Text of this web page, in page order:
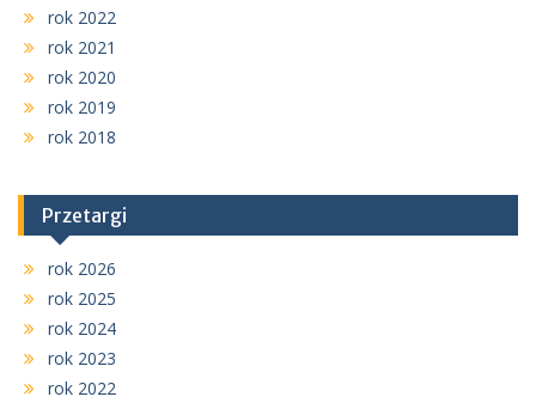
rok 2022
rok 2021
rok 2020
rok 2019
rok 2018
Przetargi
rok 2026
rok 2025
rok 2024
rok 2023
rok 2022